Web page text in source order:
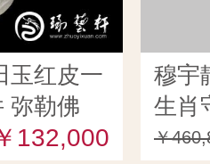
玉红皮一
弥勒佛
132,000
穆宇
生肖
克
￥